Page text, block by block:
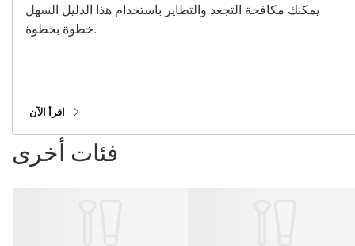
يمكنك مكافحة التجعد والتطاير باستخدام هذا الدليل السهل
خطوة بخطوة.
اقرأ الآن
فئات أخرى